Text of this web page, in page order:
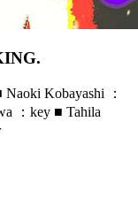
Kobayashi ：
：key ■ Tahila